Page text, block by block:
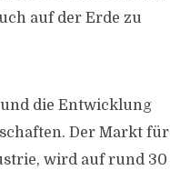
auf der Erde zu
die Entwicklung
Der Markt für
wird auf rund 30